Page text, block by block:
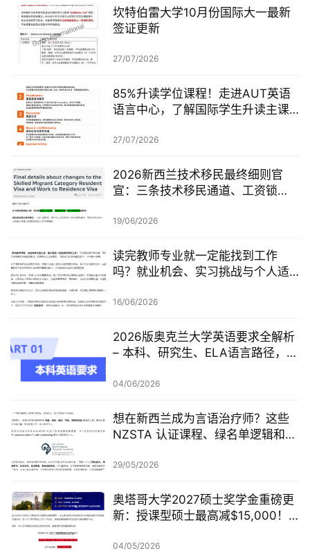
坎特伯雷大学10月份国际大一最新
签证更新
27/07/2026
85%升读学位课程！走进AUT英语
语言中心，了解国际学生升读主课
27/07/2026
2026新西兰技术移民最终细则官
宣：三条技术移民通道、工资锁
查一次梳理
19/06/2026
读完教师专业就一定能找到工作
吗？就业机会、实习挑战与个人适
16/06/2026
2026版奥克兰大学英语要求全解析
– 本科、研究生、ELA语言路径，一
04/06/2026
想在新西兰成为言语治疗师？这些
NZSTA 认证课程、绿名单逻辑和申
29/05/2026
奥塔哥大学2027硕士奖学金重磅更
新：授课型硕士最高减$15,000！
次看懂
04/05/2026